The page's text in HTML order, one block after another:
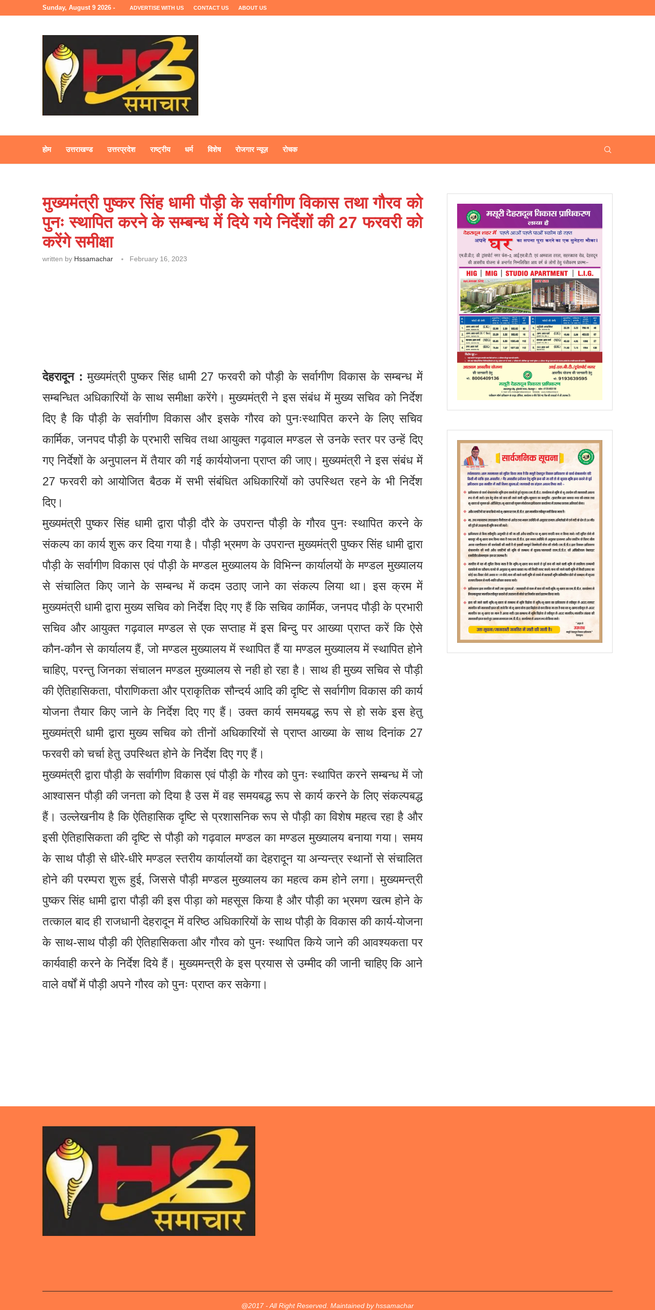
Sunday, August 9 2026 - ADVERTISE WITH US CONTACT US ABOUT US
होम उत्तराखण्ड उत्तरप्रदेश राष्ट्रीय धर्म विशेष रोजगार न्यूज़ रोचक
मुख्यमंत्री पुष्कर सिंह धामी पौड़ी के सर्वागीण विकास तथा गौरव को
पुनः स्थापित करने के सम्बन्ध में दिये गये निर्देशों की 27 फरवरी को
करेंगे समीक्षा
written by Hssamachar February 16, 2023
देहरादून : मुख्यमंत्री पुष्कर सिंह धामी 27 फरवरी को पौड़ी के सर्वागीण विकास के सम्बन्ध में
सम्बन्धित अधिकारियों के साथ समीक्षा करेंगे। मुख्यमंत्री ने इस संबंध में मुख्य सचिव को निर्देश
दिए है कि पौड़ी के सर्वागीण विकास और इसके गौरव को पुनःस्थापित करने के लिए सचिव
कार्मिक, जनपद पौड़ी के प्रभारी सचिव तथा आयुक्त गढ़वाल मण्डल से उनके स्तर पर उन्हें दिए
गए निर्देशों के अनुपालन में तैयार की गई कार्ययोजना प्राप्त की जाए। मुख्यमंत्री ने इस संबंध में
27 फरवरी को आयोजित बैठक में सभी संबंधित अधिकारियों को उपस्थित रहने के भी निर्देश
दिए।
मुख्यमंत्री पुष्कर सिंह धामी द्वारा पौड़ी दौरे के उपरान्त पौड़ी के गौरव पुनः स्थापित करने के
संकल्प का कार्य शुरू कर दिया गया है। पौड़ी भ्रमण के उपरान्त मुख्यमंत्री पुष्कर सिंह धामी द्वारा
पौड़ी के सर्वागीण विकास एवं पौड़ी के मण्डल मुख्यालय के विभिन्न कार्यालयों के मण्डल मुख्यालय
से संचालित किए जाने के सम्बन्ध में कदम उठाए जाने का संकल्प लिया था। इस क्रम में
मुख्यमंत्री धामी द्वारा मुख्य सचिव को निर्देश दिए गए हैं कि सचिव कार्मिक, जनपद पौड़ी के प्रभारी
सचिव और आयुक्त गढ़वाल मण्डल से एक सप्ताह में इस बिन्दु पर आख्या प्राप्त करें कि ऐसे
कौन-कौन से कार्यालय हैं, जो मण्डल मुख्यालय में स्थापित हैं या मण्डल मुख्यालय में स्थापित होने
चाहिए, परन्तु जिनका संचालन मण्डल मुख्यालय से नही हो रहा है। साथ ही मुख्य सचिव से पौड़ी
की ऐतिहासिकता, पौराणिकता और प्राकृतिक सौन्दर्य आदि की दृष्टि से सर्वागीण विकास की कार्य
योजना तैयार किए जाने के निर्देश दिए गए हैं। उक्त कार्य समयबद्ध रूप से हो सके इस हेतु
मुख्यमंत्री धामी द्वारा मुख्य सचिव को तीनों अधिकारियों से प्राप्त आख्या के साथ दिनांक 27
फरवरी को चर्चा हेतु उपस्थित होने के निर्देश दिए गए हैं।
मुख्यमंत्री द्वारा पौड़ी के सर्वागीण विकास एवं पौड़ी के गौरव को पुनः स्थापित करने सम्बन्ध में जो
आश्वासन पौड़ी की जनता को दिया है उस में वह समयबद्ध रूप से कार्य करने के लिए संकल्पबद्ध
हैं। उल्लेखनीय है कि ऐतिहासिक दृष्टि से प्रशासनिक रूप से पौड़ी का विशेष महत्व रहा है और
इसी ऐतिहासिकता की दृष्टि से पौड़ी को गढ़वाल मण्डल का मण्डल मुख्यालय बनाया गया। समय
के साथ पौड़ी से धीरे-धीरे मण्डल स्तरीय कार्यालयों का देहरादून या अन्यन्त्र स्थानों से संचालित
होने की परम्परा शुरू हुई, जिससे पौड़ी मण्डल मुख्यालय का महत्व कम होने लगा। मुख्यमन्त्री
पुष्कर सिंह धामी द्वारा पौड़ी की इस पीड़ा को महसूस किया है और पौड़ी का भ्रमण खत्म होने के
तत्काल बाद ही राजधानी देहरादून में वरिष्ठ अधिकारियों के साथ पौड़ी के विकास की कार्य-योजना
के साथ-साथ पौड़ी की ऐतिहासिकता और गौरव को पुनः स्थापित किये जाने की आवश्यकता पर
कार्यवाही करने के निर्देश दिये हैं। मुख्यमन्त्री के इस प्रयास से उम्मीद की जानी चाहिए कि आने
वाले वर्षों में पौड़ी अपने गौरव को पुनः प्राप्त कर सकेगा।
@2017 - All Right Reserved. Maintained by hssamachar